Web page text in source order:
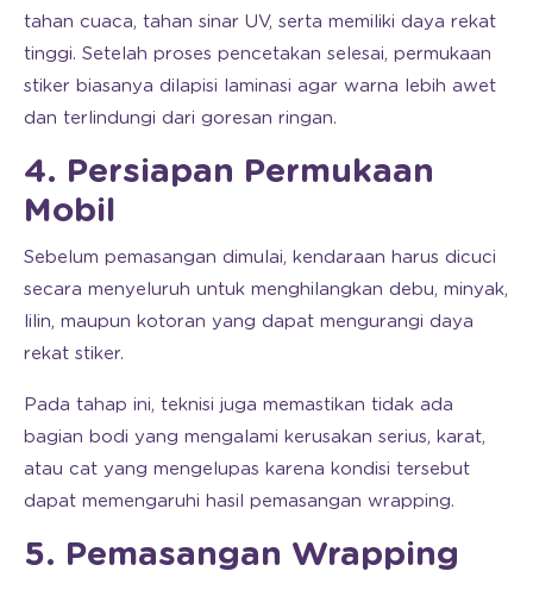
tahan cuaca, tahan sinar UV, serta memiliki daya rekat
tinggi. Setelah proses pencetakan selesai, permukaan
stiker biasanya dilapisi laminasi agar warna lebih awet
dan terlindungi dari goresan ringan.
4. Persiapan Permukaan
Mobil
Sebelum pemasangan dimulai, kendaraan harus dicuci
secara menyeluruh untuk menghilangkan debu, minyak,
lilin, maupun kotoran yang dapat mengurangi daya
rekat stiker.
Pada tahap ini, teknisi juga memastikan tidak ada
bagian bodi yang mengalami kerusakan serius, karat,
atau cat yang mengelupas karena kondisi tersebut
dapat memengaruhi hasil pemasangan wrapping.
5. Pemasangan Wrapping